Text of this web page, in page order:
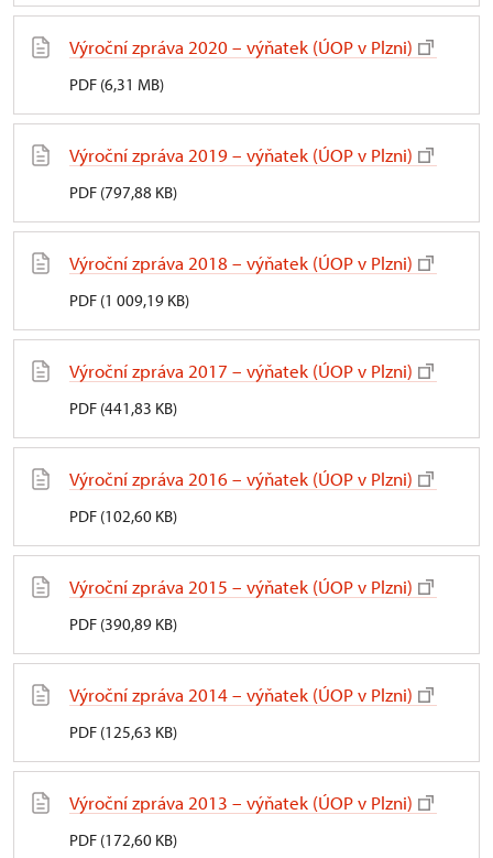
a nesmí být zneužito na újmu práv jiných osob nebo
v rozporu se zákonem chráněnými zájmy (Čl. 11).
poškozovat nezákonným způsobem kulturní
památky (Čl. 35).
O tom, co je nebo není státem chráněnou
památkou, rozhoduje Ministerstvo kultury. Národní
nařízením vláda. Kulturní statky světového významu
mohou být zapsány na Seznam světového dědictví
Jednotlivé složky památkového fondu eviduje
Národní památkový ústav v Ústředním seznamu
kulturních památek.
Výroční zpráva 2020 – výňatek (ÚOP v Plzni)
PDF (6,31 MB)
Výroční zpráva 2019 – výňatek (ÚOP v Plzni)
PDF (797,88 KB)
Výroční zpráva 2018 – výňatek (ÚOP v Plzni)
PDF (1 009,19 KB)
Výroční zpráva 2017 – výňatek (ÚOP v Plzni)
PDF (441,83 KB)
Výroční zpráva 2016 – výňatek (ÚOP v Plzni)
PDF (102,60 KB)
Výroční zpráva 2015 – výňatek (ÚOP v Plzni)
PDF (390,89 KB)
Výroční zpráva 2014 – výňatek (ÚOP v Plzni)
PDF (125,63 KB)
Výroční zpráva 2013 – výňatek (ÚOP v Plzni)
PDF (172,60 KB)